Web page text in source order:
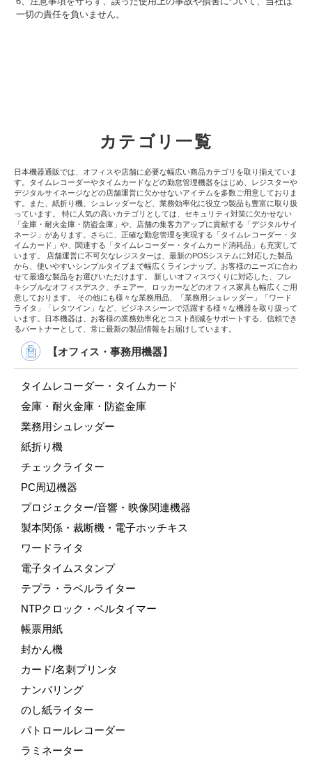
一切の責任を負いません。
カテゴリ一覧
日本機器通販では、オフィスや店舗に必要な幅広い商品カテゴリを取り揃えていま
す。タイムレコーダーやタイムカードなどの勤怠管理機器をはじめ、レジスターや
デジタルサイネージなどの店舗運営に欠かせないアイテムを多数ご用意しておりま
す。また、紙折り機、シュレッダーなど、業務効率化に役立つ製品も豊富に取り扱
っています。 特に人気の高いカテゴリとしては、セキュリティ対策に欠かせない
「金庫・耐火金庫・防盗金庫」や、店舗の集客力アップに貢献する「デジタルサイ
ネージ」があります。さらに、正確な勤怠管理を実現する「タイムレコーダー・タ
イムカード」や、関連する「タイムレコーダー・タイムカード消耗品」も充実して
います。 店舗運営に不可欠なレジスターは、最新のPOSシステムに対応した製品
から、使いやすいシンプルタイプまで幅広くラインナップ。お客様のニーズに合わ
せて最適な製品をお選びいただけます。 新しいオフィスづくりに対応した、フレ
キシブルなオフィスデスク、チェアー、ロッカーなどのオフィス家具も幅広くご用
意しております。 その他にも様々な業務用品、「業務用シュレッダー」「ワード
ライタ」「レタツイン」など、ビジネスシーンで活躍する様々な機器を取り扱って
います。日本機器は、お客様の業務効率化とコスト削減をサポートする、信頼でき
るパートナーとして、常に最新の製品情報をお届けしています。
【オフィス・事務用機器】
タイムレコーダー・タイムカード
金庫・耐火金庫・防盗金庫
業務用シュレッダー
紙折り機
チェックライター
PC周辺機器
プロジェクター/音響・映像関連機器
製本関係・裁断機・電子ホッチキス
ワードライタ
電子タイムスタンプ
テプラ・ラベルライター
NTPクロック・ベルタイマー
帳票用紙
封かん機
カード/名刺プリンタ
ナンバリング
のし紙ライター
パトロールレコーダー
ラミネーター